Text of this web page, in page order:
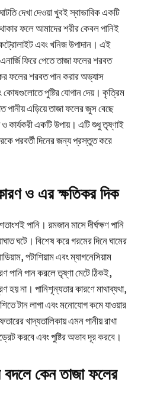
দেখা দেওয়া খুবই স্বাভাবিক একটি
ফলে আমাদের শরীর কেবল পানিই
এবং খনিজ উপাদান। এই
ফিরে পেতে তাজা ফলের শরবত
ফলের শরবত পান করার অভ্যাস
পুষ্টির যোগান দেয়। কৃত্রিম
এড়িয়ে তাজা ফলের জুস বেছে
ও কার্যকরী একটি উপায়। এটি শুধু তৃষ্ণাই
পরবর্তী দিনের জন্য প্রস্তুত করে
ও এর ক্ষতিকর দিক
পানি। রমজান মাসে দীর্ঘক্ষণ পানি
ঘটে। বিশেষ করে গরমের দিনে ঘামের
পটাশিয়াম এবং ম্যাগনেসিয়াম
পানি পান করলে তৃষ্ণা মেটে ঠিকই,
হয় না। পানিশূন্যতার কারণে মাথাব্যথা,
টান লাগা এবং মনোযোগ কমে যাওয়ার
খাদ্যতালিকায় এমন পানীয় রাখা
করবে এবং পুষ্টির অভাব দূর করবে।
বদলে কেন তাজা ফলের